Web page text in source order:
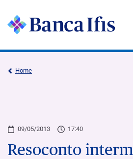
Home
09/05/2013 17:40
Resoconto